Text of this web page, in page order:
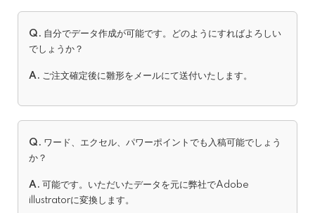
Q. 自分でデータ作成が可能です。どのようにすればよろしい
でしょうか？
A. ご注文確定後に雛形をメールにて送付いたします。
Q. ワード、エクセル、パワーポイントでも入稿可能でしょう
か？
A. 可能です。いただいたデータを元に弊社でAdobe
illustratorに変換します。